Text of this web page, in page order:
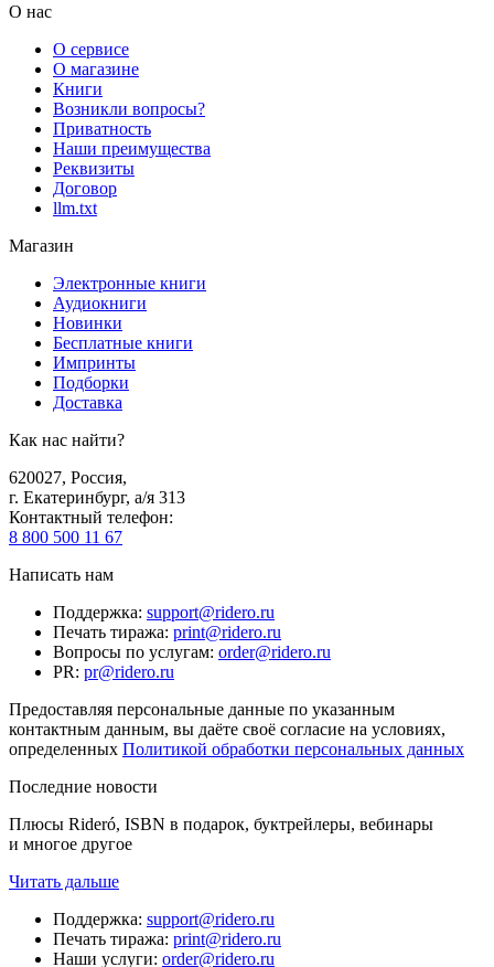
О нас
О сервисе
О магазине
Книги
Возникли вопросы?
Приватность
Наши преимущества
Реквизиты
Договор
llm.txt
Магазин
Электронные книги
Аудиокниги
Новинки
Бесплатные книги
Импринты
Подборки
Доставка
Как нас найти?
620027, Россия,
г. Екатеринбург, а/я 313
Контактный телефон:
8 800 500 11 67
Написать нам
Поддержка: support@ridero.ru
Печать тиража: print@ridero.ru
Вопросы по услугам: order@ridero.ru
PR: pr@ridero.ru
Предоставляя персональные данные по указанным
контактным данным, вы даёте своё согласие на условиях,
определенных Политикой обработки персональных данных
Последние новости
Плюсы Rideró, ISBN в подарок, буктрейлеры, вебинары
и многое другое
Читать дальше
Поддержка: support@ridero.ru
Печать тиража: print@ridero.ru
Наши услуги: order@ridero.ru